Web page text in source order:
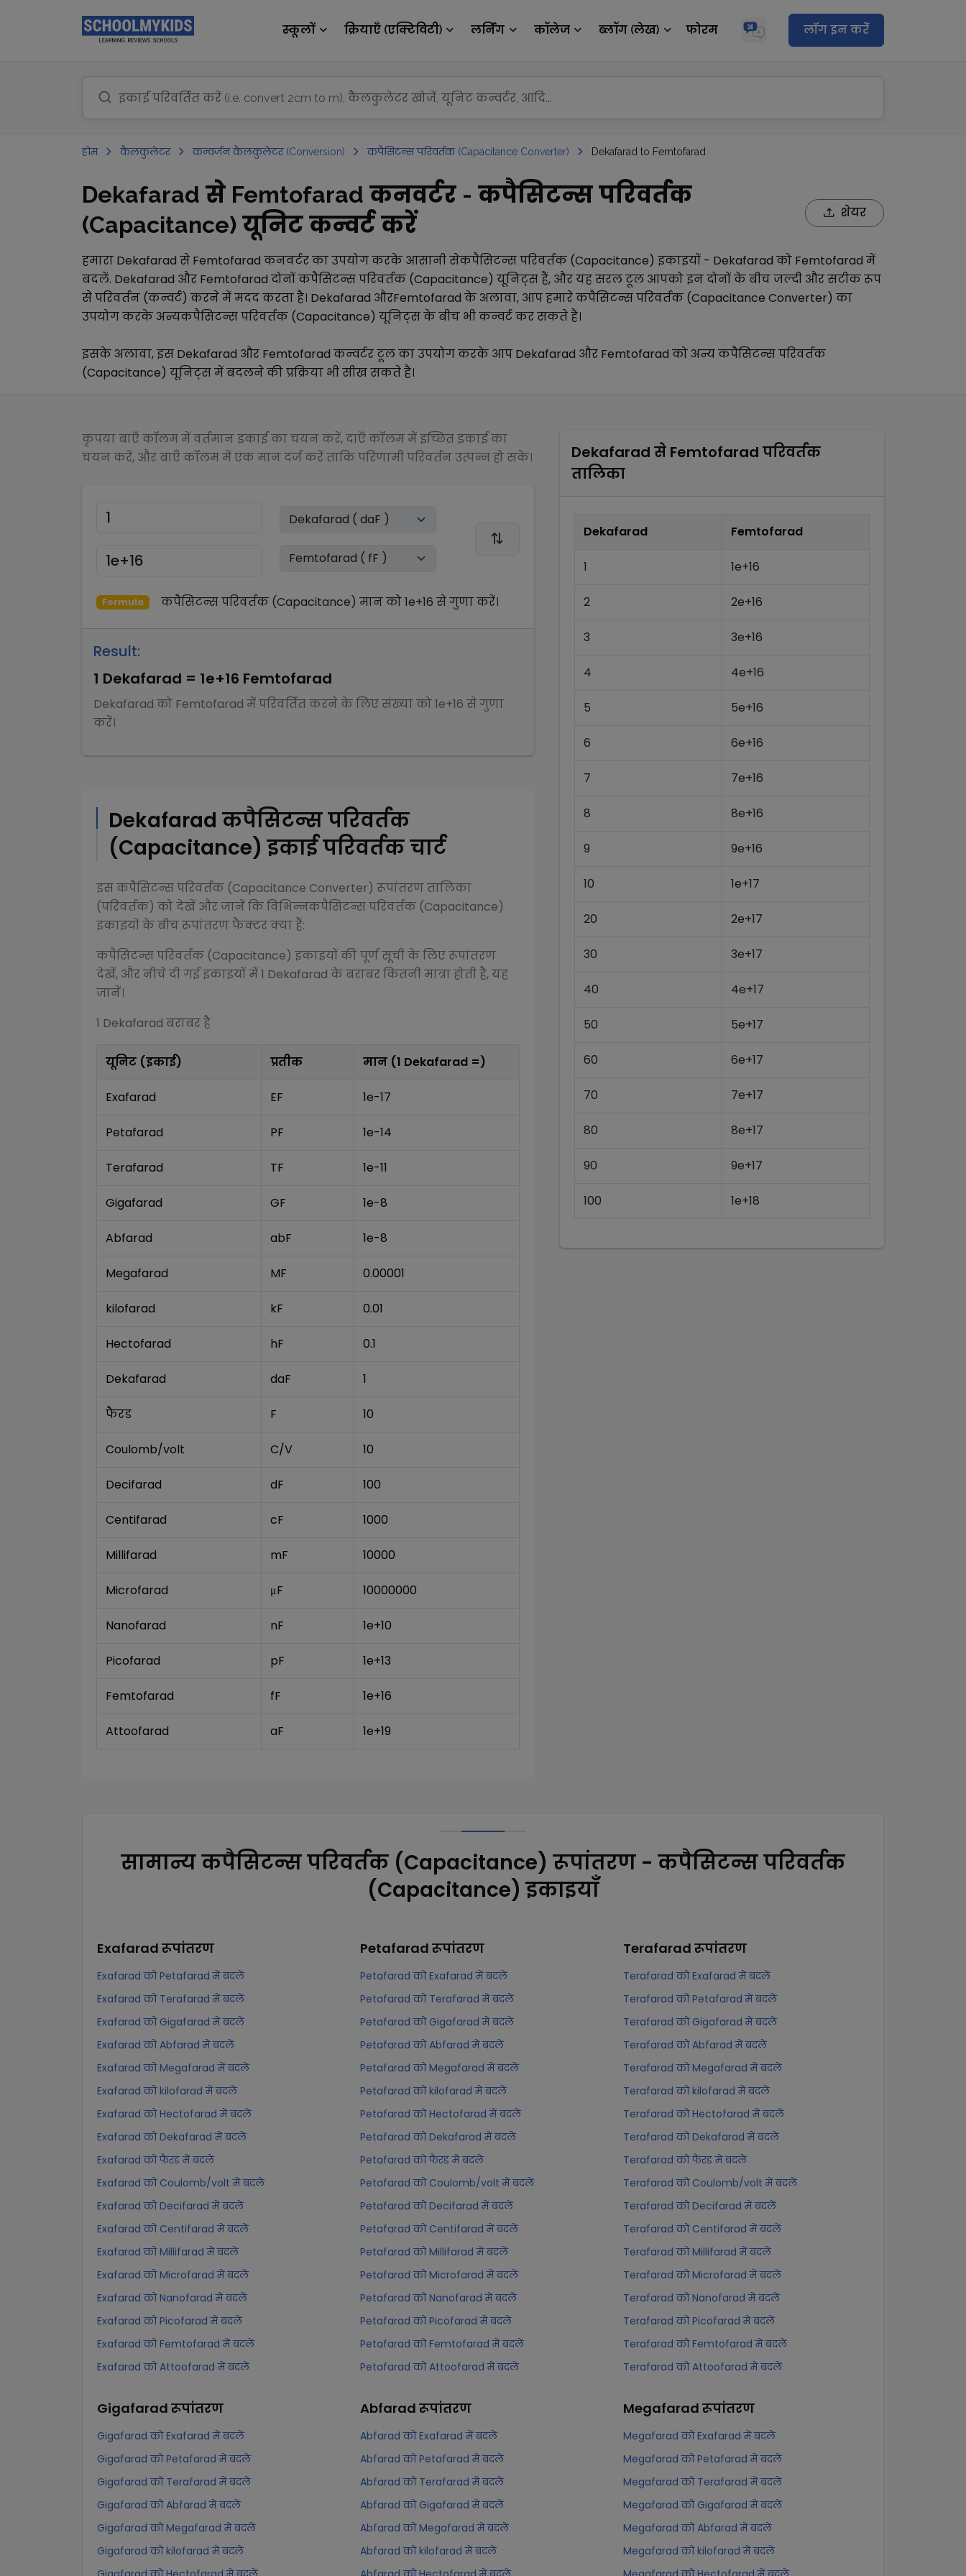
स्कूलों क्रियाएँ (एक्टिविटी) लर्निंग कॉलेज ब्लॉग (लेख) फोरम लॉग इन करेंं
होम कैलकुलेटर कन्वर्जन कैलकुलेटर (Conversion) कपैसिटन्स परिवर्तक (Capacitance Converter) Dekafarad to Femtofarad
Dekafarad से Femtofarad कनवर्टर - कपैसिटन्स परिवर्तक
(Capacitance) यूनिट कन्वर्ट करें
शेयर
हमारा Dekafarad से Femtofarad कनवर्टर का उपयोग करके आसानी सेकपैसिटन्स परिवर्तक (Capacitance) इकाइयों - Dekafarad को Femtofarad में
बदलें. Dekafarad और Femtofarad दोनोंकपैसिटन्स परिवर्तक (Capacitance) यूनिट्स हैं, और यह सरल टूल आपको इन दोनों के बीच जल्दी और सटीक रूप
से परिवर्तन (कन्वर्ट) करने में मदद करता है। Dekafarad औरFemtofarad के अलावा, आप हमारेकपैसिटन्स परिवर्तक (Capacitance Converter) का
उपयोग करके अन्यकपैसिटन्स परिवर्तक (Capacitance) यूनिट्स के बीच भी कन्वर्ट कर सकते हैं।
इसके अलावा, इस Dekafarad और Femtofarad कन्वर्टर टूल का उपयोग करके आप Dekafarad और Femtofarad को अन्यकपैसिटन्स परिवर्तक
(Capacitance) यूनिट्स में बदलने की प्रक्रिया भी सीख सकते हैं।
कृपया बाएँ कॉलम में वर्तमान इकाई का चयन करें, दाएँ कॉलम में इच्छित इकाई का
चयन करें, और बाएँ कॉलम में एक मान दर्ज करें ताकि परिणामी परिवर्तन उत्पन्न हो सके।
Formula कपैसिटन्स परिवर्तक (Capacitance) मान को1e+16 सेगुणाकरें।
Result:
1 Dekafarad = 1e+16 Femtofarad
Dekafarad को Femtofarad में परिवर्तित करने के लिए संख्या को1e+16 सेगुणा
करें।
Dekafarad कपैसिटन्स परिवर्तक
(Capacitance) इकाई परिवर्तक चार्ट
इसकपैसिटन्स परिवर्तक (Capacitance Converter) रूपांतरण तालिका
(परिवर्तक) को देखें और जानें कि विभिन्नकपैसिटन्स परिवर्तक (Capacitance)
इकाइयों के बीच रूपांतरण फैक्टर क्या हैं:
कपैसिटन्स परिवर्तक (Capacitance) इकाइयों की पूर्ण सूची के लिए रूपांतरण
देखें, और नीचे दी गई इकाइयों में 1 Dekafarad के बराबर कितनी मात्रा होती है, यह
जानें।
1 Dekafarad बराबर है
यूनिट (इकाई) प्रतीक मान (1 Dekafarad =)
Exafarad EF 1e-17
Petafarad PF 1e-14
Terafarad TF 1e-11
Gigafarad GF 1e-8
Abfarad abF 1e-8
Megafarad MF 0.00001
kilofarad kF 0.01
Hectofarad hF 0.1
Dekafarad daF 1
फैरड F 10
Coulomb/volt C/V 10
Decifarad dF 100
Centifarad cF 1000
Millifarad mF 10000
Microfarad μF 10000000
Nanofarad nF 1e+10
Picofarad pF 1e+13
Femtofarad fF 1e+16
Attoofarad aF 1e+19
Dekafarad से Femtofarad परिवर्तक
तालिका
Dekafarad Femtofarad
1 1e+16
2 2e+16
3 3e+16
4 4e+16
5 5e+16
6 6e+16
7 7e+16
8 8e+16
9 9e+16
10 1e+17
20 2e+17
30 3e+17
40 4e+17
50 5e+17
60 6e+17
70 7e+17
80 8e+17
90 9e+17
100 1e+18
सामान्य कपैसिटन्स परिवर्तक (Capacitance) रूपांतरण - कपैसिटन्स परिवर्तक
(Capacitance) इकाइयाँ
Exafarad रूपांतरण
Exafarad को Petafarad में बदलें
Exafarad को Terafarad में बदलें
Exafarad को Gigafarad में बदलें
Exafarad को Abfarad में बदलें
Exafarad को Megafarad में बदलें
Exafarad को kilofarad में बदलें
Exafarad को Hectofarad में बदलें
Exafarad को Dekafarad में बदलें
Exafarad को फैरड में बदलें
Exafarad को Coulomb/volt में बदलें
Exafarad को Decifarad में बदलें
Exafarad को Centifarad में बदलें
Exafarad को Millifarad में बदलें
Exafarad को Microfarad में बदलें
Exafarad को Nanofarad में बदलें
Exafarad को Picofarad में बदलें
Exafarad को Femtofarad में बदलें
Exafarad को Attoofarad में बदलें
Petafarad रूपांतरण
Petafarad को Exafarad में बदलें
Petafarad को Terafarad में बदलें
Petafarad को Gigafarad में बदलें
Petafarad को Abfarad में बदलें
Petafarad को Megafarad में बदलें
Petafarad को kilofarad में बदलें
Petafarad को Hectofarad में बदलें
Petafarad को Dekafarad में बदलें
Petafarad को फैरड में बदलें
Petafarad को Coulomb/volt में बदलें
Petafarad को Decifarad में बदलें
Petafarad को Centifarad में बदलें
Petafarad को Millifarad में बदलें
Petafarad को Microfarad में बदलें
Petafarad को Nanofarad में बदलें
Petafarad को Picofarad में बदलें
Petafarad को Femtofarad में बदलें
Petafarad को Attoofarad में बदलें
Terafarad रूपांतरण
Terafarad को Exafarad में बदलें
Terafarad को Petafarad में बदलें
Terafarad को Gigafarad में बदलें
Terafarad को Abfarad में बदलें
Terafarad को Megafarad में बदलें
Terafarad को kilofarad में बदलें
Terafarad को Hectofarad में बदलें
Terafarad को Dekafarad में बदलें
Terafarad को फैरड में बदलें
Terafarad को Coulomb/volt में बदलें
Terafarad को Decifarad में बदलें
Terafarad को Centifarad में बदलें
Terafarad को Millifarad में बदलें
Terafarad को Microfarad में बदलें
Terafarad को Nanofarad में बदलें
Terafarad को Picofarad में बदलें
Terafarad को Femtofarad में बदलें
Terafarad को Attoofarad में बदलें
Gigafarad रूपांतरण
Gigafarad को Exafarad में बदलें
Gigafarad को Petafarad में बदलें
Gigafarad को Terafarad में बदलें
Gigafarad को Abfarad में बदलें
Gigafarad को Megafarad में बदलें
Gigafarad को kilofarad में बदलें
Abfarad रूपांतरण
Abfarad को Exafarad में बदलें
Abfarad को Petafarad में बदलें
Abfarad को Terafarad में बदलें
Abfarad को Gigafarad में बदलें
Abfarad को Megafarad में बदलें
Abfarad को kilofarad में बदलें
Megafarad रूपांतरण
Megafarad को Exafarad में बदलें
Megafarad को Petafarad में बदलें
Megafarad को Terafarad में बदलें
Megafarad को Gigafarad में बदलें
Megafarad को Abfarad में बदलें
Megafarad को kilofarad में बदलें